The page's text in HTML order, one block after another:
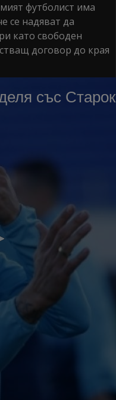
футболист има
се надяват да
като свободен
договор до края